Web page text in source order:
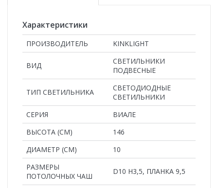
Характеристики
ПРОИЗВОДИТЕЛЬ KINKLIGHT
ВИД
СВЕТИЛЬНИКИ
ПОДВЕСНЫЕ
ТИП СВЕТИЛЬНИКА
СВЕТОДИОДНЫЕ
СВЕТИЛЬНИКИ
СЕРИЯ
ВИАЛЕ
ВЫСОТА (СМ)
146
ДИАМЕТР (СМ)
10
РАЗМЕРЫ
ПОТОЛОЧНЫХ ЧАШ
D10 H3,5, ПЛАНКА 9,5